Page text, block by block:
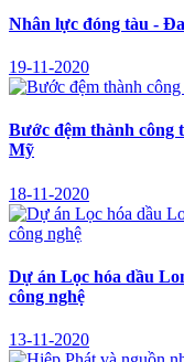
Nhân lực đóng tàu -
19-11-2020
Bước đệm thành công
Mỹ
18-11-2020
Dự án Lọc hóa dầu
công nghệ
13-11-2020